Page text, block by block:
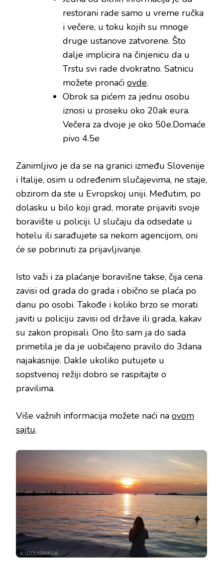
restorani rade samo u vreme ručka
i večere, u toku kojih su mnoge
druge ustanove zatvorene. Što
dalje implicira na činjenicu da u
Trstu svi rade dvokratno. Satnicu
možete pronaći ovde.
Obrok sa pićem za jednu osobu
iznosi u proseku oko 20ak eura.
Večera za dvoje je oko 50e.Domaće
pivo 4.5e
Zanimljivo je da se na granici između Slovenije
i Italije, osim u određenim slučajevima, ne staje,
obzirom da ste u Evropskoj uniji. Međutim, po
dolasku u bilo koji grad, morate prijaviti svoje
boravište u policiji. U slučaju da odsedate u
hotelu ili sarađujete sa nekom agencijom, oni
će se pobrinuti za prijavljivanje.
Isto važi i za plaćanje boravišne takse, čija cena
zavisi od grada do grada i obično se plaća po
danu po osobi. Takođe i koliko brzo se morati
javiti u policiju zavisi od države ili grada, kakav
su zakon propisali. Ono što sam ja do sada
primetila je da je uobičajeno pravilo do 3dana
najakasnije. Dakle ukoliko putujete u
sopstvenoj režiji dobro se raspitajte o
pravilima.
Više važnih informacija možete naći na ovom
sajtu.